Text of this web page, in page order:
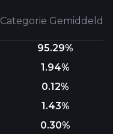
Categorie Gemiddeld
95.29%
1.94%
0.12%
1.43%
0.30%